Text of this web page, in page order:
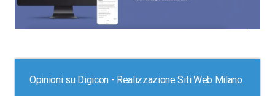
Opinioni su Digicon - Realizzazione Siti Web Milano